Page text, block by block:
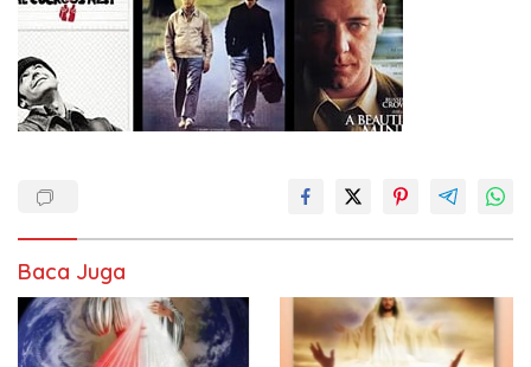
Baca Juga